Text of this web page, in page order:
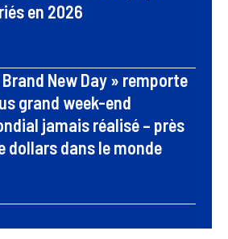
en 2026
New Day » remporte
grand week-end
jamais réalisé – près
dollars dans le monde